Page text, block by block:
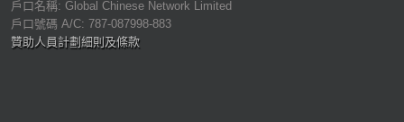
戶口名稱: Global Chinese Network Limited
戶口號碼 A/C: 787-087998-883
贊助人員計劃細則及條款